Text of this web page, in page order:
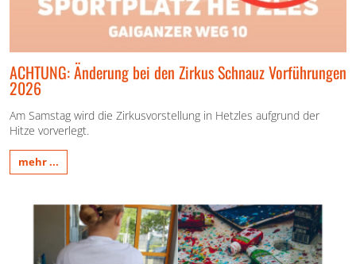
ACHTUNG: Änderung bei den Zirkus Schnauz Vorführungen
2026
Am Samstag wird die Zirkusvorstellung in Hetzles aufgrund der
Hitze vorverlegt.
mehr ...